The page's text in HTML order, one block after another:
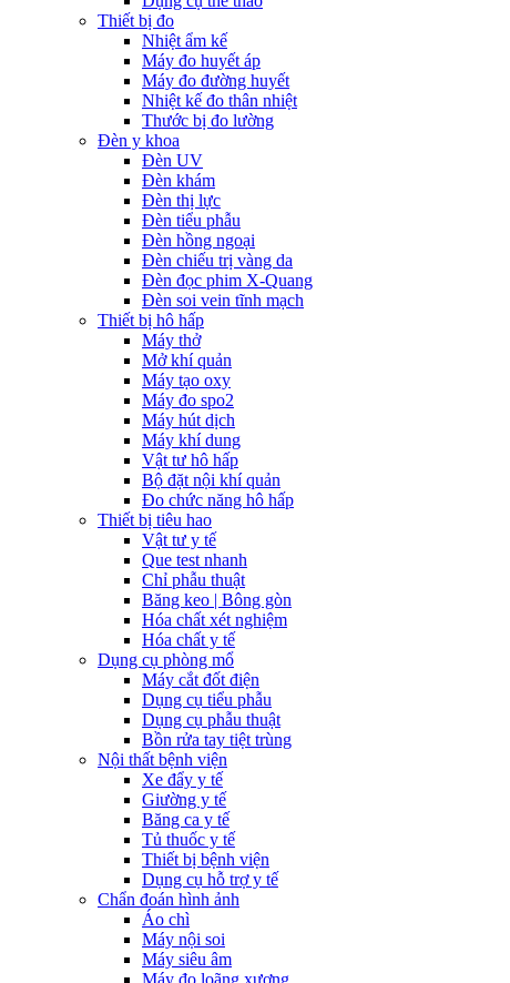
Thiết bị đo
Nhiệt ẩm kế
Máy đo huyết áp
Máy đo đường huyết
Nhiệt kế đo thân nhiệt
Thước bị đo lường
Đèn y khoa
Đèn UV
Đèn khám
Đèn thị lực
Đèn tiểu phẫu
Đèn hồng ngoại
Đèn chiếu trị vàng da
Đèn đọc phim X-Quang
Đèn soi vein tĩnh mạch
Thiết bị hô hấp
Máy thở
Mở khí quản
Máy tạo oxy
Máy đo spo2
Máy hút dịch
Máy khí dung
Vật tư hô hấp
Bộ đặt nội khí quản
Đo chức năng hô hấp
Thiết bị tiêu hao
Vật tư y tế
Que test nhanh
Chỉ phẫu thuật
Băng keo | Bông gòn
Hóa chất xét nghiệm
Hóa chất y tế
Dụng cụ phòng mổ
Máy cắt đốt điện
Dụng cụ tiểu phẫu
Dụng cụ phẫu thuật
Bồn rửa tay tiệt trùng
Nội thất bệnh viện
Xe đẩy y tế
Giường y tế
Băng ca y tế
Tủ thuốc y tế
Thiết bị bệnh viện
Dụng cụ hỗ trợ y tế
Chẩn đoán hình ảnh
Áo chì
Máy nội soi
Máy siêu âm
Máy đo loãng xương